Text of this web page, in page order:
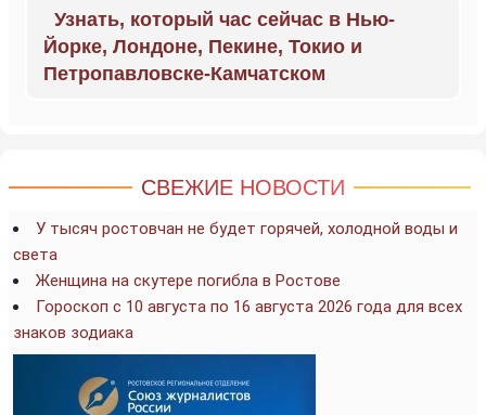
Узнать, который час сейчас в Нью-
Йорке, Лондоне, Пекине, Токио и
Петропавловске-Камчатском
СВЕЖИЕ НОВОСТИ
У тысяч ростовчан не будет горячей, холодной воды и
света
Женщина на скутере погибла в Ростове
Гороскоп с 10 августа по 16 августа 2026 года для всех
знаков зодиака